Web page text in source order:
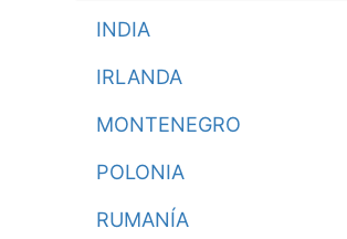
INDIA
IRLANDA
MONTENEGRO
POLONIA
RUMANÍA